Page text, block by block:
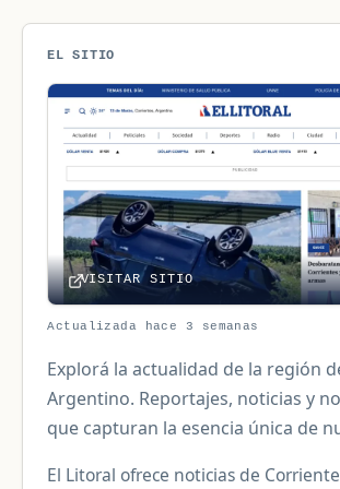
EL SITIO
VISITAR SITIO
Actualizada hace 3 semanas
Explorá la actualidad de la región
Argentino. Reportajes, noticias y
que capturan la esencia única de
El Litoral ofrece noticias de